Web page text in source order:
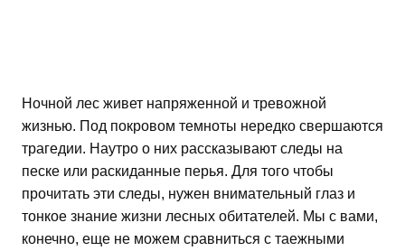
Ночной лес живет напряженной и тревожной
жизнью. Под покровом темноты нередко свершаются
трагедии. Наутро о них рассказывают следы на
песке или раскиданные перья. Для того чтобы
прочитать эти следы, нужен внимательный глаз и
тонкое знание жизни лесных обитателей. Мы с вами,
конечно, еще не можем сравниться с таежными